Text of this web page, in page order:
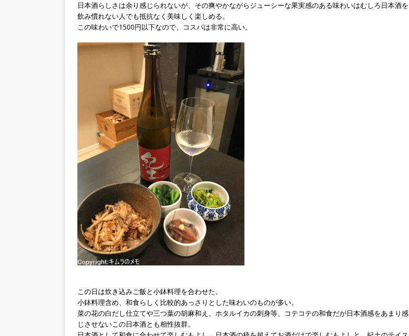
日本酒らしさは余り感じられないが、その爽やかながらジューシーな果実感のある味わいはむしろ日本酒を
飲み慣れない人でも抵抗なく美味しく楽しめる。
この味わいで1500円以下なので、コスパは非常に高い。
この日は炊き込みご飯と小鉢料理を合わせた。
小鉢料理含め、和食らしく比較的あっさりとした味わいのものが多い。
菜の花の白だし仕立てや三つ葉の胡麻和え、ホタルイカの刺身等、コテコテの和食だが日本酒感をあまり感
じさせないこの日本酒とも相性抜群。